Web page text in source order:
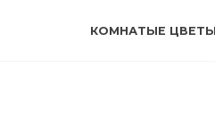
КОМНАТЫЕ ЦВЕТЫ